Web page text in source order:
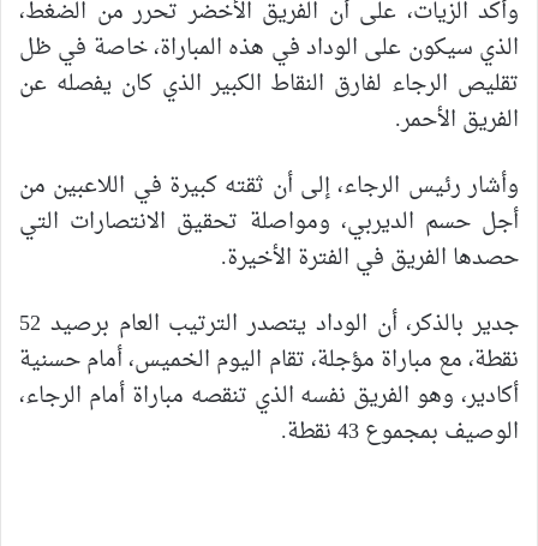
وأكد الزيات، على أن الفريق الأخضر تحرر من الضغط،
الذي سيكون على الوداد في هذه المباراة، خاصة في ظل
تقليص الرجاء لفارق النقاط الكبير الذي كان يفصله عن
الفريق الأحمر.
وأشار رئيس الرجاء، إلى أن ثقته كبيرة في اللاعبين من
أجل حسم الديربي، ومواصلة تحقيق الانتصارات التي
حصدها الفريق في الفترة الأخيرة.
جدير بالذكر، أن الوداد يتصدر الترتيب العام برصيد 52
نقطة، مع مباراة مؤجلة، تقام اليوم الخميس، أمام حسنية
أكادير، وهو الفريق نفسه الذي تنقصه مباراة أمام الرجاء،
الوصيف بمجموع 43 نقطة.